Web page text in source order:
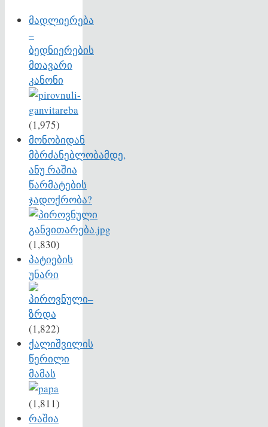
მადლიერება
–
ბედნიერების
მთავარი
კანონი
(1,975)
მონობიდან
მბრძანებლობამდე,
ანუ რაშია
წარმატების
ჯადოქრობა?
(1,830)
პატიების
უნარი
(1,822)
ქალიშვილის
წერილი
მამას
(1,811)
რაშია